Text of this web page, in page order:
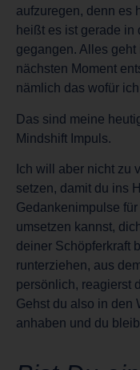
aufzuregen, denn es
heißt es ist gerade in
gegangen. Alles
nächsten Moment
nämlich das wofür
Das sind meine
Mindshift Impuls.
Ich will aber nicht zu
setzen, damit du ins
Gedankenimpulse
umsetzen kannst,
deiner Schöpferkraft
runterziehen, aus
persönlich, reagierst
Gehst du also in den
anhaben und du